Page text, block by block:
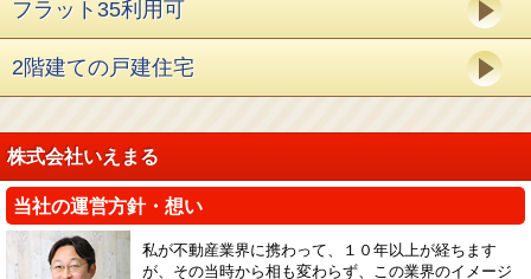
フラット35利用可
2階建ての戸建住宅
株式会社いえまる
当社の運営方針・想い
私が不動産業界に携わって、１０年以上が経ちます
が、その当時から相も変わらず、この業界のイメージ